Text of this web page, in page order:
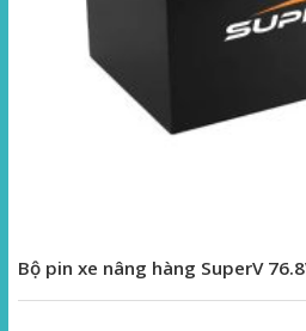
Bộ pin xe nâng hàng SuperV